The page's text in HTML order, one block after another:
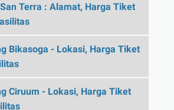
Terra : Alamat, Harga Tiket
Bikasoga - Lokasi, Harga Tiket
Ciruum - Lokasi, Harga Tiket